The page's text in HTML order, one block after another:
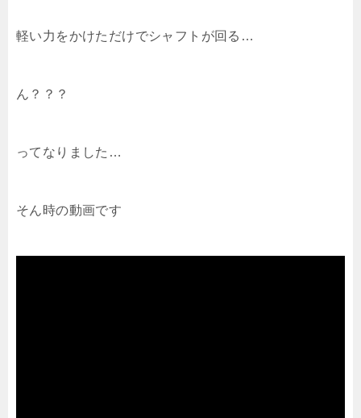
軽い力をかけただけでシャフトが回る…
ん？？？
ってなりました…
そん時の動画です